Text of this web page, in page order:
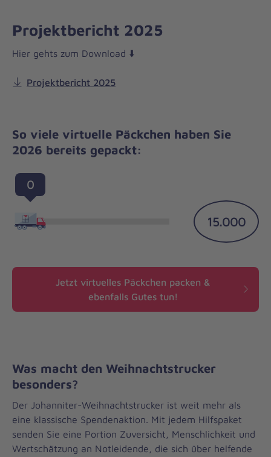
Projektbericht 2025
Hier gehts zum Download ⬇️
Projektbericht 2025
So viele virtuelle Päckchen haben Sie
2026 bereits gepackt:
0
15.000
Jetzt virtuelles Päckchen packen &
ebenfalls Gutes tun!
Was macht den Weihnachtstrucker
besonders?
Der Johanniter-Weihnachtstrucker ist weit mehr als
eine klassische Spendenaktion. Mit jedem Hilfspaket
senden Sie eine Portion Zuversicht, Menschlichkeit und
Wertschätzung an Notleidende, die sich über helfende